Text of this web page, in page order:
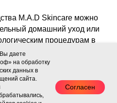
M.A.D Skincare можно
домашний уход или
процедурам в
аппаратных
уходовых процедур коже
увлажнение,
барьерной функции и
ухода. Правильно
даете
на обработку
данных в
сайта.
Согласен